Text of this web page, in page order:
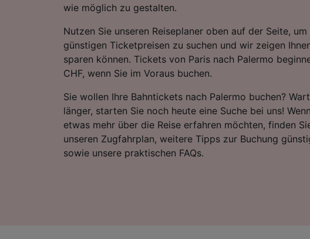
wie möglich zu gestalten.
Nutzen Sie unseren Reiseplaner oben auf der Seite, um
günstigen Ticketpreisen zu suchen und wir zeigen
sparen können. Tickets von Paris nach Palermo
CHF, wenn Sie im Voraus buchen.
Sie wollen Ihre Bahntickets nach Palermo buchen?
länger, starten Sie noch heute eine Suche bei uns!
etwas mehr über die Reise erfahren möchten, finden
unseren Zugfahrplan, weitere Tipps zur Buchung
sowie unsere praktischen FAQs.